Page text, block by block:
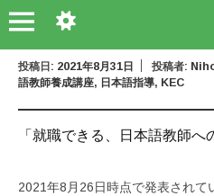
投稿日: 2021年8月31日 投稿者:
語教師養成講座, 日本語指導, KEC
「就職できる、日本語教師へ
2021年8月26日時点で発表されて